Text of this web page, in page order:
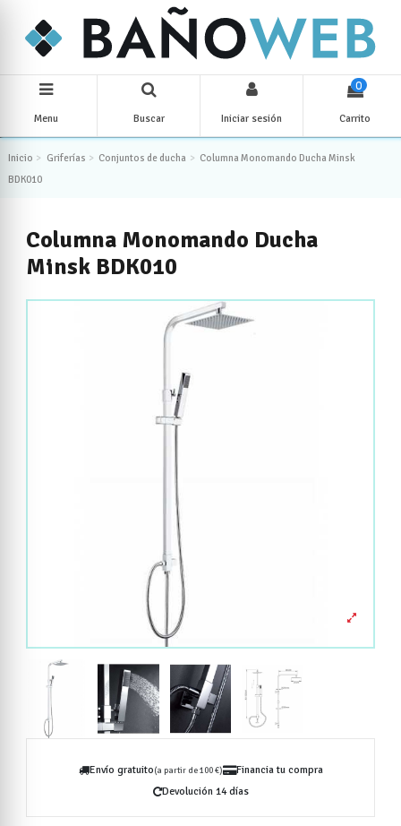
Menu Buscar Iniciar sesión
0
Carrito
Inicio Griferías Conjuntos de ducha
Columna Monomando Ducha Minsk
BDK010
Columna Monomando Ducha
Minsk BDK010
Envío gratuito(a partir de 100 €)
Financia tu compra
Devolución 14 días